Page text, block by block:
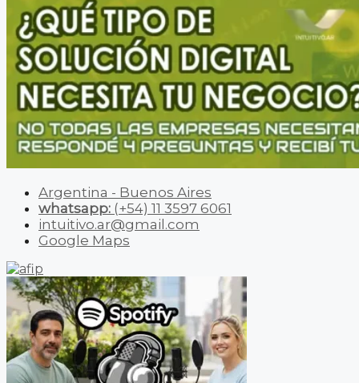
Argentina - Buenos Aires
whatsapp: (+54) 11 3597 6061
intuitivo.ar@gmail.com
Google Maps